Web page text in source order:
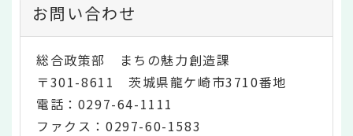
お問い合わせ
総合政策部 まちの魅力創造課
〒301-8611 茨城県龍ケ崎市3710番地
電話：0297-64-1111
ファクス：0297-60-1583